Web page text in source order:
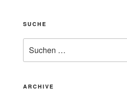
SUCHE
nach:
ARCHIVE